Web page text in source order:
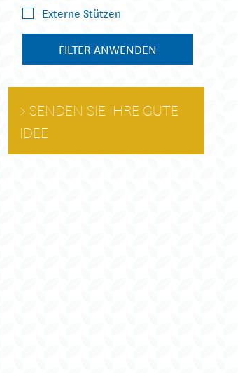
Externe Stützen
FILTER ANWENDEN
SENDEN SIE IHRE GUTE
IDEE